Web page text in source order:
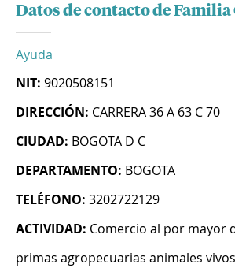
Datos de contacto de Familia
Ayuda
NIT: 9020508151
DIRECCIÓN: CARRERA 36 A 63 C 70
CIUDAD: BOGOTA D C
DEPARTAMENTO: BOGOTA
TELÉFONO: 3202722129
ACTIVIDAD: Comercio al por mayor
primas agropecuarias animales vivos